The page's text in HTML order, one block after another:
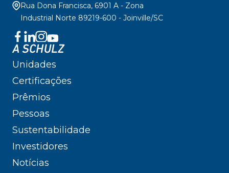
Rua Dona Francisca, 6901 A - Zona
Industrial Norte 89219-600 - Joinville/SC
A SCHULZ
Unidades
Certificações
Prêmios
Pessoas
Sustentabilidade
Investidores
Notícias